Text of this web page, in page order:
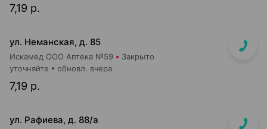
7,19 р.
ул. Неманская, д. 85
Искамед ООО Аптека №59 Закрыто
7,19 р.
уточняйте обновл. вчера
ул. Рафиева, д. 88/а